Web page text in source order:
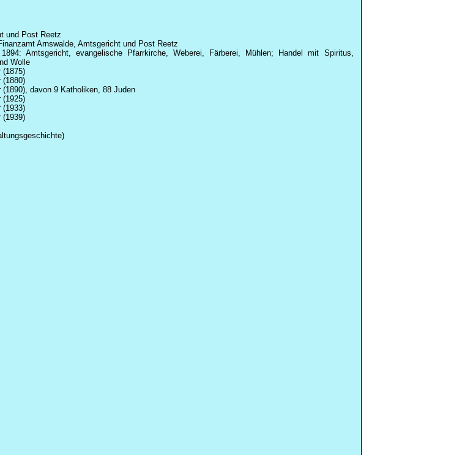
und Post Reetz
Arnswalde, Amtsgericht und Post Reetz
1894: Amtsgericht, evangelische Pfarrkirche, Weberei, Färberei, Mühlen; Handel mit Spiritus,
Wolle
(1875)
(1880)
(1890), davon 9 Katholiken, 88 Juden
(1925)
(1933)
(1939)